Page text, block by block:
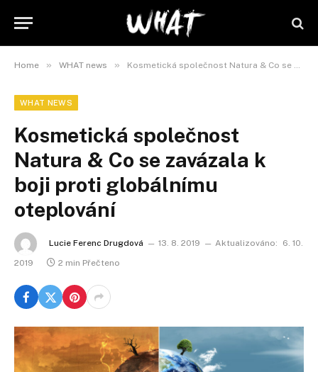
Home » WHAT news » Kosmetická společnost Natura & Co se zavázala k boji proti globálnímu oteplování
WHAT NEWS
Kosmetická společnost
Natura & Co se zavázala k
boji proti globálnímu
oteplování
Lucie Ferenc Drugdová 13. 8. 2019 Aktualizováno:
6. 10.
2019
2 min Přečteno